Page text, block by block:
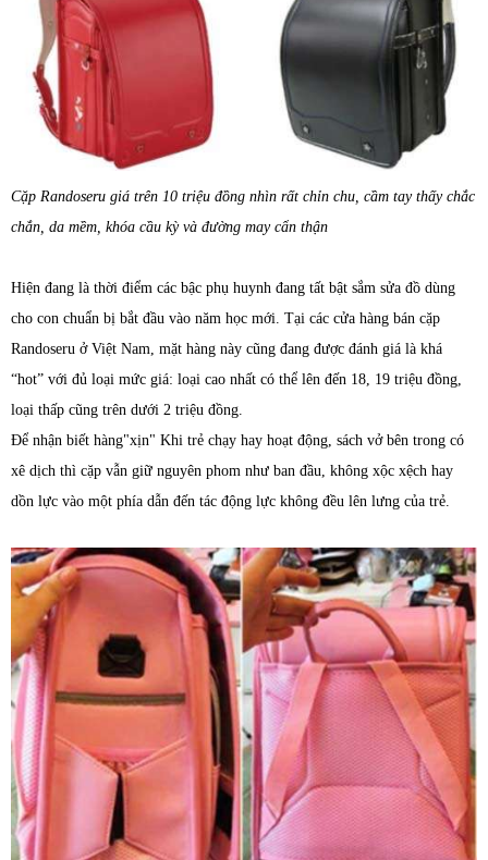
Cặp Randoseru giá trên 10 triệu đồng nhìn rất chỉn chu, cầm tay thấy chắc
chắn, da mềm, khóa cầu kỳ và đường may cẩn thận
Hiện đang là thời điểm các bậc phụ huynh đang tất bật sắm sửa đồ dùng
cho con chuẩn bị bắt đầu vào năm học mới. Tại các cửa hàng bán cặp
Randoseru ở Việt Nam, mặt hàng này cũng đang được đánh giá là khá
“hot” với đủ loại mức giá: loại cao nhất có thể lên đến 18, 19 triệu đồng,
loại thấp cũng trên dưới 2 triệu đồng.
Để nhận biết hàng"xịn" Khi trẻ chạy hay hoạt động, sách vở bên trong có
xê dịch thì cặp vẫn giữ nguyên phom như ban đầu, không xộc xệch hay
dồn lực vào một phía dẫn đến tác động lực không đều lên lưng của trẻ.